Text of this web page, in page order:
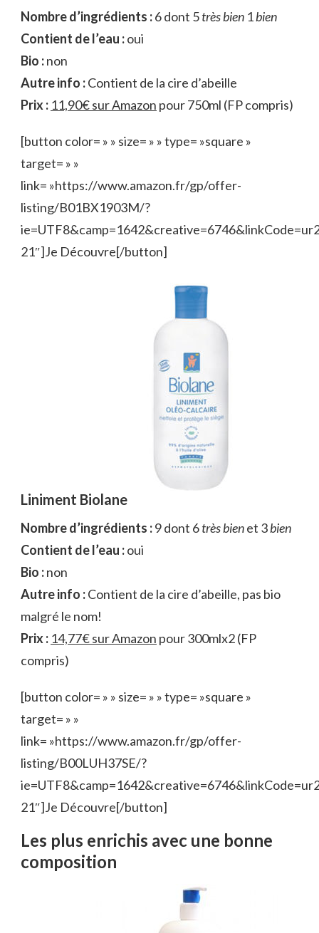
Nombre d’ingrédients :6 dont 5très bien 1bien
Contient de l’eau :oui
Bio :non
Autre info :Contient de la cire d’abeille
Prix : 11,90€ sur Amazon pour 750ml (FP compris)
[button color= » » size= » » type= »square »
target= » »
link= »https://www.amazon.fr/gp/offer-
listing/B01BX1903M/?
21″]Je Découvre[/button]
Liniment Biolane
Nombre d’ingrédients :9 dont 6très bienet 3bien
Contient de l’eau :oui
Bio :non
Autre info :Contient de la cire d’abeille, pas bio
malgré le nom!
Prix : 14,77€ sur Amazon pour 300mlx2 (FP
compris)
[button color= » » size= » » type= »square »
target= » »
link= »https://www.amazon.fr/gp/offer-
listing/B00LUH37SE/?
21″]Je Découvre[/button]
Les plus enrichis avec une bonne
composition